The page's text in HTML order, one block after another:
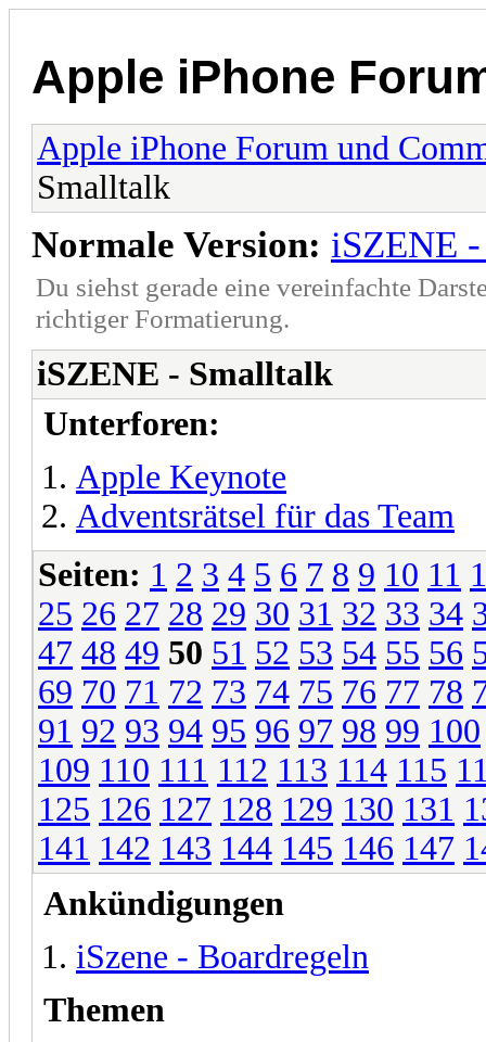
Apple iPhone
Apple iPhone Forum und
Smalltalk
Normale Version: iSZENE
Du siehst gerade eine vereinfachte
richtiger Formatierung.
iSZENE - Smalltalk
Unterforen:
Apple Keynote
Adventsrätsel für das Team
Seiten: 1 2 3 4 5 6 7 8 9 10 11
25 26 27 28 29 30 31 32 33 34
47 48 49 50 51 52 53 54 55 56
69 70 71 72 73 74 75 76 77 78
91 92 93 94 95 96 97 98 99 100
109 110 111 112 113 114 115
125 126 127 128 129 130 131
141 142 143 144 145 146 147
Ankündigungen
iSzene - Boardregeln
Themen